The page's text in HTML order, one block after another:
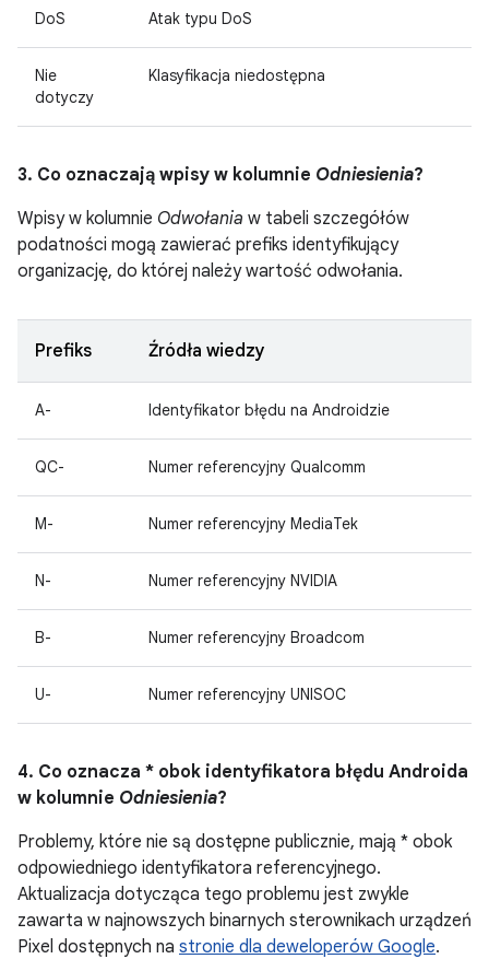
DoS Atak typu DoS
Nie
dotyczy
Klasyfikacja niedostępna
3. Co oznaczają wpisy w kolumnie Odniesienia?
Wpisy w kolumnie Odwołania w tabeli szczegółów
podatności mogą zawierać prefiks identyfikujący
organizację, do której należy wartość odwołania.
Prefiks Źródła wiedzy
A- Identyfikator błędu na Androidzie
QC- Numer referencyjny Qualcomm
M- Numer referencyjny MediaTek
N- Numer referencyjny NVIDIA
B- Numer referencyjny Broadcom
U- Numer referencyjny UNISOC
4. Co oznacza * obok identyfikatora błędu Androida
w kolumnie Odniesienia?
Problemy, które nie są dostępne publicznie, mają * obok
odpowiedniego identyfikatora referencyjnego.
Aktualizacja dotycząca tego problemu jest zwykle
zawarta w najnowszych binarnych sterownikach urządzeń
Pixel dostępnych na stronie dla deweloperów Google.